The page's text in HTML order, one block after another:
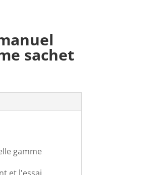
sachet
gamme
et l'essai